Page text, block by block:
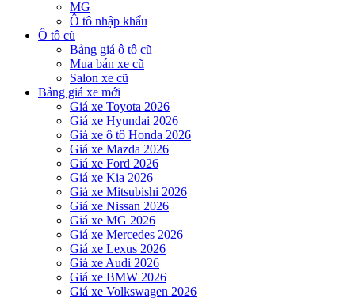
MG
Ô tô nhập khẩu
Ô tô cũ
Bảng giá ô tô cũ
Mua bán xe cũ
Salon xe cũ
Bảng giá xe mới
Giá xe Toyota 2026
Giá xe Hyundai 2026
Giá xe ô tô Honda 2026
Giá xe Mazda 2026
Giá xe Ford 2026
Giá xe Kia 2026
Giá xe Mitsubishi 2026
Giá xe Nissan 2026
Giá xe MG 2026
Giá xe Mercedes 2026
Giá xe Lexus 2026
Giá xe Audi 2026
Giá xe BMW 2026
Giá xe Volkswagen 2026